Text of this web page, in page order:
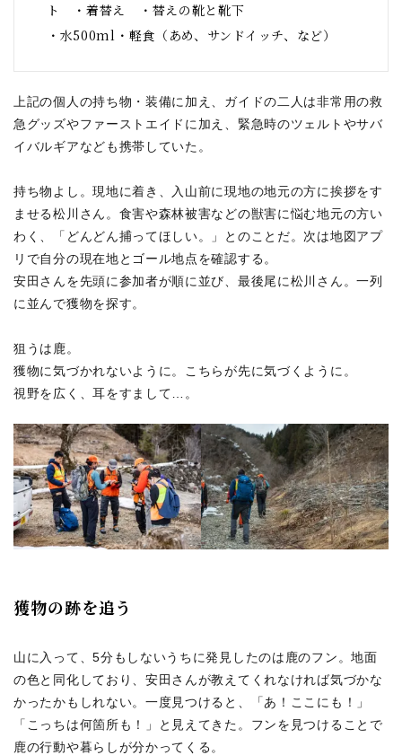
ト　・着替え　・替えの靴と靴下
・水500ml・軽食（あめ、サンドイッチ、など）
上記の個人の持ち物・装備に加え、ガイドの二人は非常用の救
急グッズやファーストエイドに加え、緊急時のツェルトやサバ
イバルギアなども携帯していた。
持ち物よし。現地に着き、入山前に現地の地元の方に挨拶をす
ませる松川さん。食害や森林被害などの獣害に悩む地元の方い
わく、「どんどん捕ってほしい。」とのことだ。次は地図アプ
リで自分の現在地とゴール地点を確認する。
安田さんを先頭に参加者が順に並び、最後尾に松川さん。一列
に並んで獲物を探す。
狙うは鹿。
獲物に気づかれないように。こちらが先に気づくように。
視野を広く、耳をすまして…。
獲物の跡を追う
山に入って、5分もしないうちに発見したのは鹿のフン。地面
の色と同化しており、安田さんが教えてくれなければ気づかな
かったかもしれない。一度見つけると、「あ！ここにも！」
「こっちは何箇所も！」と見えてきた。フンを見つけることで
鹿の行動や暮らしが分かってくる。